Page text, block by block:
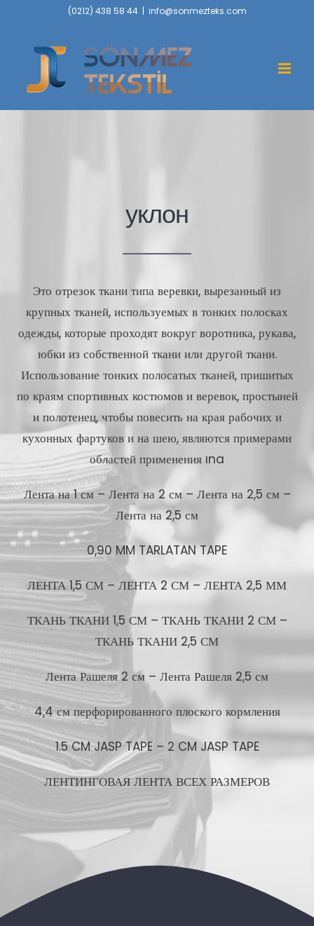
content
(0212) 438 58 44 | info@sonmezteks.com
уклон
Это отрезок ткани типа веревки, вырезанный из
крупных тканей, используемых в тонких полосках
одежды, которые проходят вокруг воротника, рукава,
юбки из собственной ткани или другой ткани.
Использование тонких полосатых тканей, пришитых
по краям спортивных костюмов и веревок, простыней
и полотенец, чтобы повесить на края рабочих и
кухонных фартуков и на шею, являются примерами
областей применения ına
Лента на 1 см – Лента на 2 см – Лента на 2,5 см –
Лента на 2,5 см
0,90 MM TARLATAN TAPE
ЛЕНТА 1,5 СМ – ЛЕНТА 2 СМ – ЛЕНТА 2,5 ММ
ТКАНЬ ТКАНИ 1,5 СМ – ТКАНЬ ТКАНИ 2 СМ –
ТКАНЬ ТКАНИ 2,5 СМ
Лента Рашеля 2 см – Лента Рашеля 2,5 см
4,4 см перфорированного плоского кормления
1.5 CM JASP TAPE – 2 CM JASP TAPE
ЛЕНТИНГОВАЯ ЛЕНТА ВСЕХ РАЗМЕРОВ